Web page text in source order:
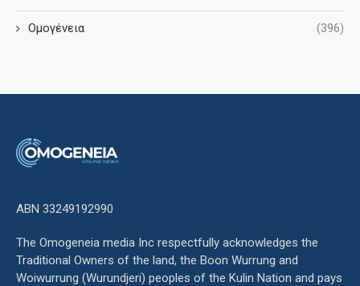
Ομογένεια (396)
ΑΒΝ 33249192990
The Omogeneia media Inc respectfully acknowledges the
Traditional Owners of the land, the Boon Wurrung and
Woiwurrung (Wurundjeri) peoples of the Kulin Nation and pays